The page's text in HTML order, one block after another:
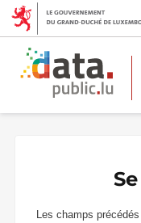
Les champs